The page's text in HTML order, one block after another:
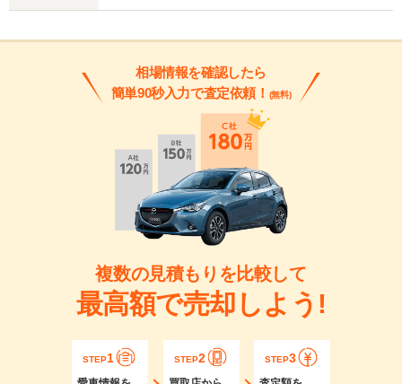
相場情報を確認したら
簡単90秒入力で査定依頼！ (無料)
複数の見積もりを比較して
最高額で売却しよう!
STEP1 STEP2 STEP3